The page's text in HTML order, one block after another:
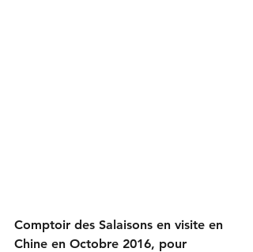
Comptoir des Salaisons en visite en
Chine en Octobre 2016, pour